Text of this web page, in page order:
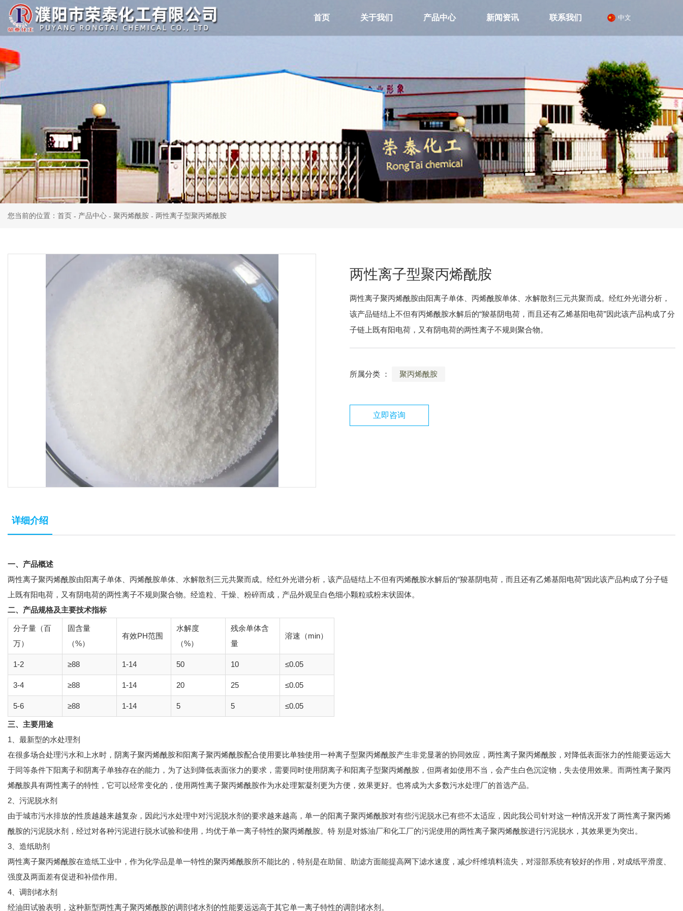
首页 关于我们 产品中心 新闻资讯 联系我们 中文
您当前的位置：首页 - 产品中心 - 聚丙烯酰胺 - 两性离子型聚丙烯酰胺
两性离子型聚丙烯酰胺
两性离子聚丙烯酰胺由阳离子单体、丙烯酰胺单体、水解散剂三元共聚而成。经红外光谱分析，
该产品链结上不但有丙烯酰胺水解后的“羧基阴电荷，而且还有乙烯基阳电荷”因此该产品构成了分
子链上既有阳电荷，又有阴电荷的两性离子不规则聚合物。
所属分类 ： 聚丙烯酰胺
立即咨询
详细介绍
一、产品概述
两性离子聚丙烯酰胺由阳离子单体、丙烯酰胺单体、水解散剂三元共聚而成。经红外光谱分析，该产品链结上不但有丙烯酰胺水解后的“羧基阴电荷，而且还有乙烯基阳电荷”因此该产品构成了分子链
上既有阳电荷，又有阴电荷的两性离子不规则聚合物。经造粒、干燥、粉碎而成，产品外观呈白色细小颗粒或粉末状固体。
二、产品规格及主要技术指标
分子量（百
万）
固含量
（%）
有效PH范围
水解度
（%）
残余单体含
量
溶速（min）
1-2 ≥88 1-14 50 10 ≤0.05
3-4 ≥88 1-14 20 25 ≤0.05
5-6 ≥88 1-14 5 5 ≤0.05
三、主要用途
1、最新型的水处理剂
在很多场合处理污水和上水时，阴离子聚丙烯酰胺和阳离子聚丙烯酰胺配合使用要比单独使用一种离子型聚丙烯酰胺产生非党显著的协同效应，两性离子聚丙烯酰胺，对降低表面张力的性能要远远大
于同等条件下阳离子和阴离子单独存在的能力，为了达到降低表面张力的要求，需要同时使用阴离子和阳离子型聚丙烯酰胺，但两者如使用不当，会产生白色沉淀物，失去使用效果。而两性离子聚丙
烯酰胺具有两性离子的特性，它可以经常变化的，使用两性离子聚丙烯酰胺作为水处理絮凝剂更为方便，效果更好。也将成为大多数污水处理厂的首选产品。
2、污泥脱水剂
由于城市污水排放的性质越越来越复杂，因此污水处理中对污泥脱水剂的要求越来越高，单一的阳离子聚丙烯酰胺对有些污泥脱水已有些不太适应，因此我公司针对这一种情况开发了两性离子聚丙烯
酰胺的污泥脱水剂，经过对各种污泥进行脱水试验和使用，均优于单一离子特性的聚丙烯酰胺。特 别是对炼油厂和化工厂的污泥使用的两性离子聚丙烯酰胺进行污泥脱水，其效果更为突出。
3、造纸助剂
两性离子聚丙烯酰胺在造纸工业中，作为化学品是单一特性的聚丙烯酰胺所不能比的，特别是在助留、助滤方面能提高网下滤水速度，减少纤维填料流失，对湿部系统有较好的作用，对成纸平滑度、
强度及两面差有促进和补偿作用。
4、调剖堵水剂
经油田试验表明，这种新型两性离子聚丙烯酰胺的调剖堵水剂的性能要远远高于其它单一离子特性的调剖堵水剂。